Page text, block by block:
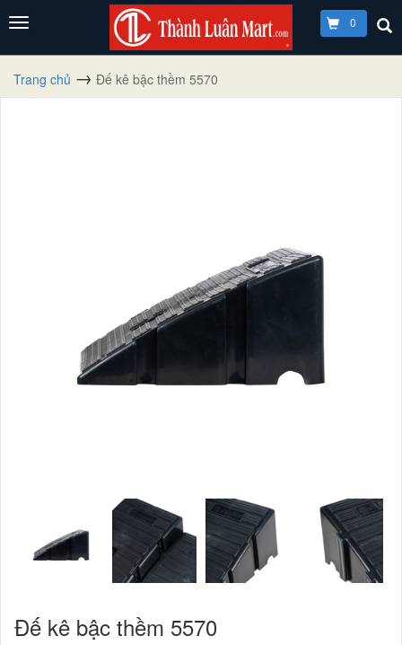
0
Trang chủ Đế kê bậc thềm 5570
Đế kê bậc thềm 5570